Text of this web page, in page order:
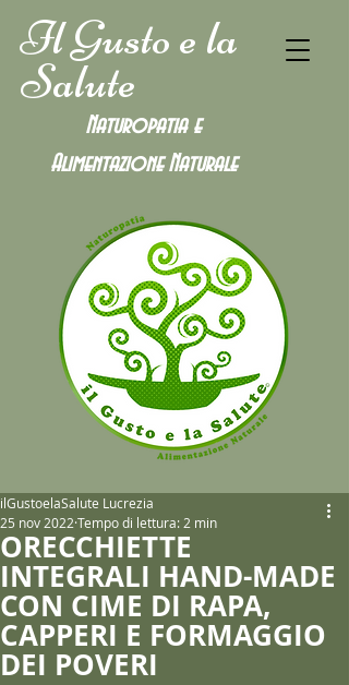
Il Gusto e la
Salute
Naturopatia e
Alimentazione Naturale
ORECCHIETTE
INTEGRALI HAND-MADE
CON CIME DI RAPA,
CAPPERI E FORMAGGIO
DEI POVERI
ilGustoelaSalute Lucrezia
25 nov 2022 Tempo di lettura: 2 min